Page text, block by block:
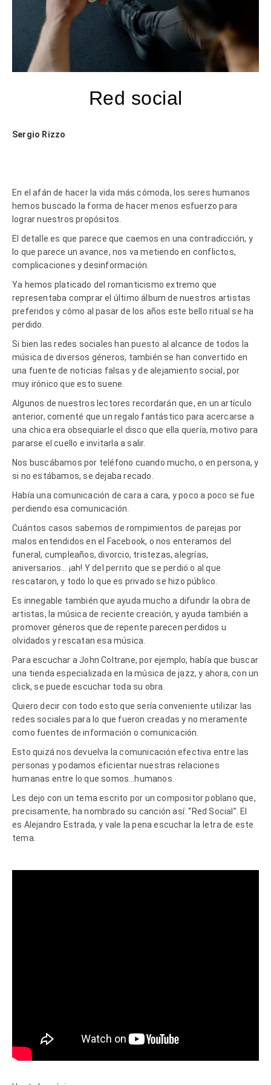
Red social
Sergio Rizzo
En el afán de hacer la vida más cómoda, los seres humanos
hemos buscado la forma de hacer menos esfuerzo para
lograr nuestros propósitos.
El detalle es que parece que caemos en una contradicción, y
lo que parece un avance, nos va metiendo en conflictos,
complicaciones y desinformación.
Ya hemos platicado del romanticismo extremo que
representaba comprar el último álbum de nuestros artistas
preferidos y cómo al pasar de los años este bello ritual se ha
perdido.
Si bien las redes sociales han puesto al alcance de todos la
música de diversos géneros, también se han convertido en
una fuente de noticias falsas y de alejamiento social, por
muy irónico que esto suene.
Algunos de nuestros lectores recordarán que, en un artículo
anterior, comenté que un regalo fantástico para acercarse a
una chica era obsequiarle el disco que ella quería, motivo para
pararse el cuello e invitarla a salir.
Nos buscábamos por teléfono cuando mucho, o en persona, y
si no estábamos, se dejaba recado.
Había una comunicación de cara a cara, y poco a poco se fue
perdiendo esa comunicación.
Cuántos casos sabemos de rompimientos de parejas por
malos entendidos en el Facebook, o nos enteramos del
funeral, cumpleaños, divorcio, tristezas, alegrías,
aniversarios… ¡ah! Y del perrito que se perdió o al que
rescataron, y todo lo que es privado se hizo público.
Es innegable también que ayuda mucho a difundir la obra de
artistas, la música de reciente creación, y ayuda también a
promover géneros que de repente parecen perdidos u
olvidados y rescatan esa música.
Para escuchar a John Coltrane, por ejemplo, había que buscar
una tienda especializada en la música de jazz, y ahora, con un
click, se puede escuchar toda su obra.
Quiero decir con todo esto que sería conveniente utilizar las
redes sociales para lo que fueron creadas y no meramente
como fuentes de información o comunicación.
Esto quizá nos devuelva la comunicación efectiva entre las
personas y podamos eficientar nuestras relaciones
humanas entre lo que somos…humanos.
Les dejo con un tema escrito por un compositor poblano que,
precisamente, ha nombrado su canción así: “Red Social”. El
es Alejandro Estrada, y vale la pena escuchar la letra de este
tema.